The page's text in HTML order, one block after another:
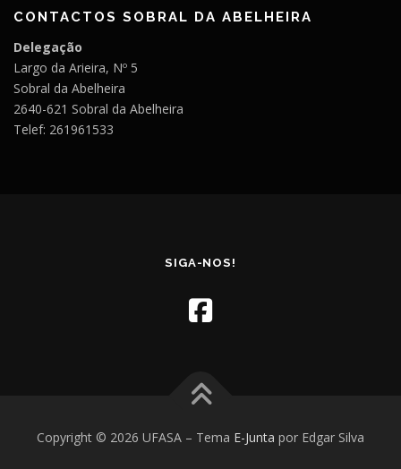
CONTACTOS SOBRAL DA ABELHEIRA
Delegação
Largo da Arieira, Nº 5
Sobral da Abelheira
2640-621 Sobral da Abelheira
Telef: 261961533
SIGA-NOS!
Copyright © 2026 UFASA – Tema E-Junta por Edgar Silva